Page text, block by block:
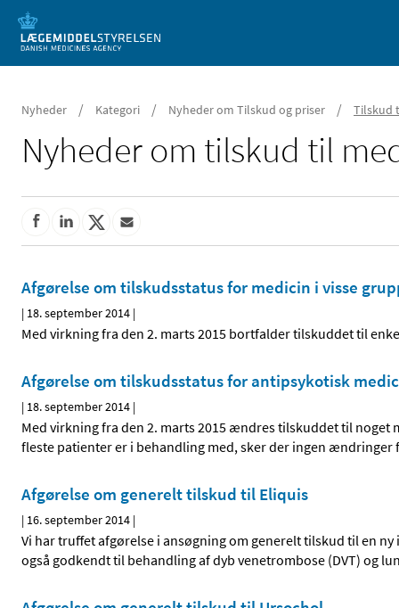
Mobil visning
Nyheder / Kategori / Nyheder om Tilskud og priser / Tilskud
Nyheder om tilskud til
Afgørelse om tilskudsstatus for medicin i visse
| 18. september 2014 |
Med virkning fra den 2. marts 2015 bortfalder tilskuddet til
Afgørelse om tilskudsstatus for antipsykotisk
| 18. september 2014 |
Med virkning fra den 2. marts 2015 ændres tilskuddet til
fleste patienter er i behandling med, sker der ingen ændringer
Afgørelse om generelt tilskud til Eliquis
| 16. september 2014 |
Vi har truffet afgørelse i ansøgning om generelt tilskud til en
også godkendt til behandling af dyb venetrombose (DVT) og